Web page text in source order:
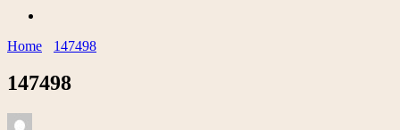
Home 147498
147498